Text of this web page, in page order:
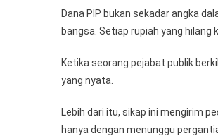
Dana PIP bukan sekadar angka
bangsa. Setiap rupiah yang
Ketika seorang pejabat publik
yang nyata.
Lebih dari itu, sikap ini mengirim
hanya dengan menunggu